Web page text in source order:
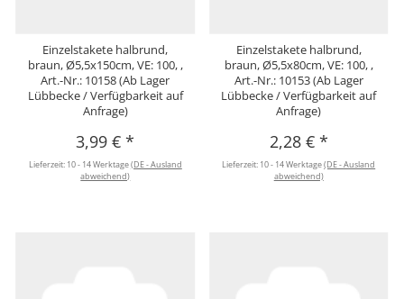
Einzelstakete halbrund,
braun, Ø5,5x150cm, VE: 100, ,
Art.-Nr.: 10158 (Ab Lager
Lübbecke / Verfügbarkeit auf
Anfrage)
3,99 €*
Lieferzeit: 10 - 14 Werktage(DE - Ausland
abweichend)
Einzelstakete halbrund,
braun, Ø5,5x80cm, VE: 100, ,
Art.-Nr.: 10153 (Ab Lager
Lübbecke / Verfügbarkeit auf
Anfrage)
2,28 € *
Lieferzeit: 10 - 14 Werktage(DE - Ausland
abweichend)